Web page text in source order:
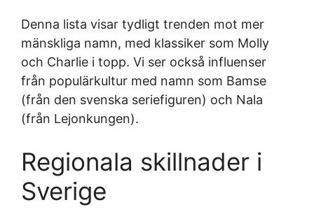
Denna lista visar tydligt trenden mot mer
mänskliga namn, med klassiker som Molly
och Charlie i topp. Vi ser också influenser
från populärkultur med namn som Bamse
(från den svenska seriefiguren) och Nala
(från Lejonkungen).
Regionala skillnader i
Sverige